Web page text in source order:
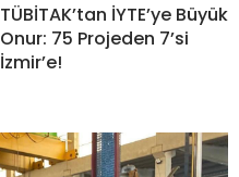
TÜBİTAK’tan İYTE’ye Büyük
Onur: 75 Projeden 7’si
İzmir’e!